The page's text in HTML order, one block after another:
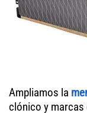
Ampliamos la
clónico y marcas